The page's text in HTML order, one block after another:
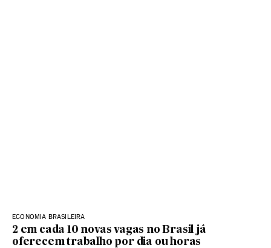
ECONOMIA BRASILEIRA
2 em cada 10 novas vagas no Brasil já
oferecem trabalho por dia ou horas